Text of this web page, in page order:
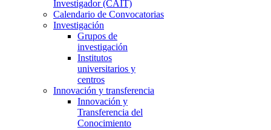
Investigador (CAIT)
Calendario de Convocatorias
Investigación
Grupos de
investigación
Institutos
universitarios y
centros
Innovación y transferencia
Innovación y
Transferencia del
Conocimiento